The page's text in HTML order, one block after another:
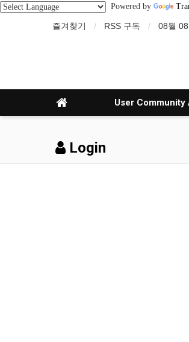
Powered by
즐겨찾기 RSS 구독 08월
User Community
Login